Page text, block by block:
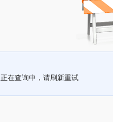
正在查询中，请刷新重试